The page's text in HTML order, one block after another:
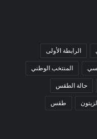
الرابطة الأولى
المنتخب الوطني
حالة الطقس
طقس